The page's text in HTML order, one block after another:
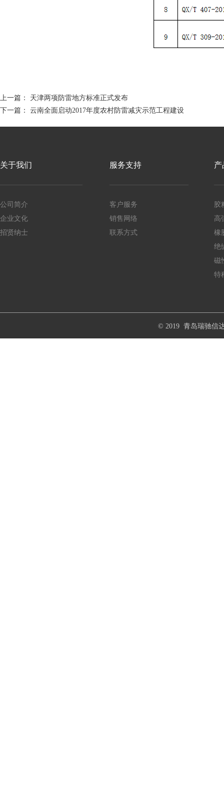
上一篇： 天津两项防雷地方标准正式发布
下一篇： 云南全面启动2017年度农村防雷减灾示范工程建设
Copyright © 20015-
关于我们
公司简介
企业文化
招贤纳士
产
胶
高
橡
绝
磁
特
服务支持
客户服务
销售网络
联系方式
© 2019 青岛瑞驰信